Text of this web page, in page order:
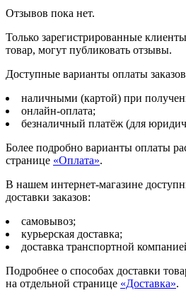
Отзывов пока нет.
Только зарегистрированные
товар, могут публиковать отзывы.
Доступные варианты оплаты
наличными (картой) при
онлайн-оплата;
безналичный платёж (для
Более подробно варианты оплаты
странице «Оплата».
В нашем интернет-магазине
доставки заказов:
самовывоз;
курьерская доставка;
доставка транспортной
Подробнее о способах доставки
на отдельной странице «Доставка».